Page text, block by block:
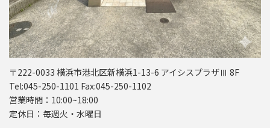
〒222-0033 横浜市港北区新横浜1-13-6 アイシスプラザⅢ 8F
Tel:045-250-1101 Fax:045-250-1102
営業時間：10:00~18:00
定休日：毎週火・水曜日